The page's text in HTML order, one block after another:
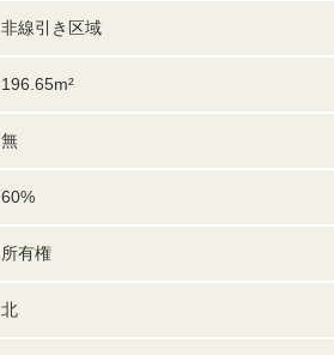
非線引き区域
196.65m²
無
60%
所有権
北